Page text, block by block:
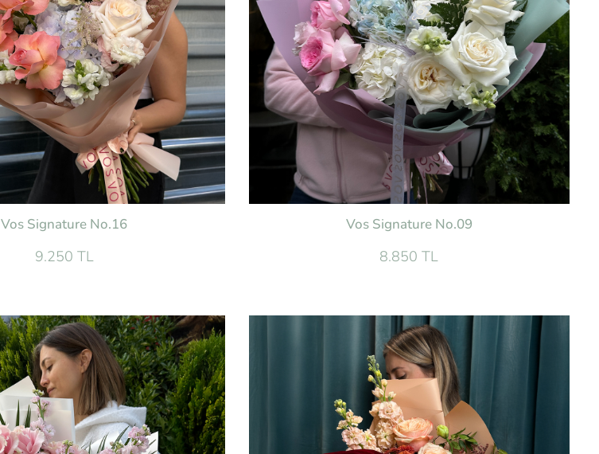
Vos Signature No.16
9.250 TL
Vos Signature No.09
8.850 TL